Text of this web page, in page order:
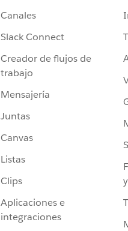
Canales
Slack Connect
Creador de flujos de
trabajo
Mensajería
Juntas
Canvas
Listas
Clips
Aplicaciones e
integraciones